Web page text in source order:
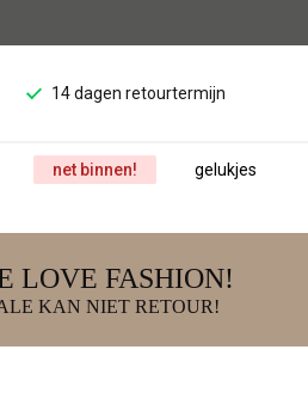
14 dagen retourtermijn
net binnen! gelukjes
LOVE FASHION!
KAN NIET RETOUR!